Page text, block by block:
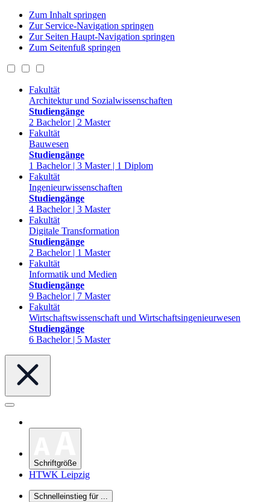
Zum Inhalt springen
Zur Service-Navigation springen
Zur Seiten Haupt-Navigation springen
Zum Seitenfuß springen
Fakultät
Architektur und Sozialwissenschaften
Studiengänge
2 Bachelor | 2 Master
Fakultät
Bauwesen
Studiengänge
1 Bachelor | 3 Master | 1 Diplom
Fakultät
Ingenieurwissenschaften
Studiengänge
4 Bachelor | 3 Master
Fakultät
Digitale Transformation
Studiengänge
2 Bachelor | 1 Master
Fakultät
Informatik und Medien
Studiengänge
9 Bachelor | 7 Master
Fakultät
Wirtschaftswissenschaft und Wirtschaftsingenieurwesen
Studiengänge
6 Bachelor | 5 Master
Schriftgröße
HTWK Leipzig
Schnelleinstieg für ...